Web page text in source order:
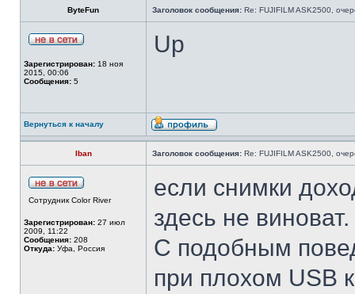
ByteFun Заголовок сообщения: Re: FUJIFILM ASK2500,
Зарегистрирован: 18 ноя
2015, 00:06
Сообщения: 5
Up
Вернуться к началу
Iban Заголовок сообщения: Re: FUJIFILM ASK2500,
Сотрудник Color River
Зарегистрирован: 27 июл
2009, 11:22
Сообщения: 208
Откуда: Уфа, Россия
если снимки
здесь не виноват.
С подобным
при плохом USB